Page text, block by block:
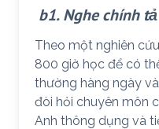
b1. Nghe chính tả
Theo một nghiên
800 giờ học để có
thường hàng ngày
đòi hỏi chuyên môn
Anh thông dụng và